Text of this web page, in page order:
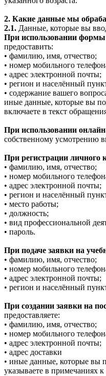
2. Какие данные мы
2.1. Данные, которые вы
При использовании формы
предоставить:
• фамилию, имя, отчество;
• номер мобильного
• адрес электронной почты;
• регион и населённый
• содержание вашего
иные данные, которые вы
включаете в текст
При использовании
собственному усмотрению
При регистрации личного
• фамилию, имя, отчество;
• номер мобильного
• адрес электронной почты;
• регион и населённый
• место работы;
• должность;
• вид профессиональной
• пароль.
При подаче заявки на
• фамилию, имя, отчество;
• номер мобильного
• адрес электронной почты;
• регион и населённый
При создании заявки на
предоставляете:
• фамилию, имя, отчество;
• номер мобильного
• адрес электронной почты;
• адрес доставки
• иные данные, которые вы
указываете в примечаниях к